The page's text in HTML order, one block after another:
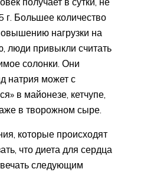
Большее количество
нагрузки на
люди привыкли считать
солонки. Они
натрия может с
в майонезе, кетчупе,
в творожном сыре.
которые происходят
что диета для сердца
следующим